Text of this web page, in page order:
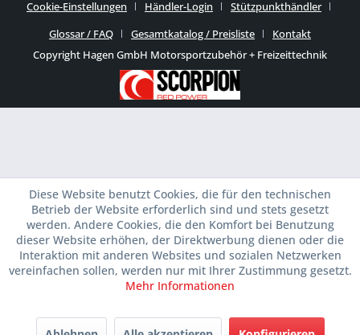
Cookie-Einstellungen Händler-Login
Stützpunkthändler
Glossar / FAQ
Gesamtkatalog / Preisliste
Kontakt
Copyright Hagen GmbH Motorsportzubehör + Freizeittechnik
Diese Website benutzt Cookies, die für den technischen
Betrieb der Website erforderlich sind und stets gesetzt
werden. Andere Cookies, die den Komfort bei Benutzung
dieser Website erhöhen, der Direktwerbung dienen oder die
Interaktion mit anderen Websites und sozialen Netzwerken
vereinfachen sollen, werden nur mit Ihrer Zustimmung gesetzt.
Mehr Informationen